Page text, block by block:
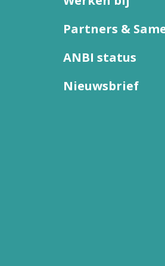
Partners &
ANBI status
Nieuwsbrief